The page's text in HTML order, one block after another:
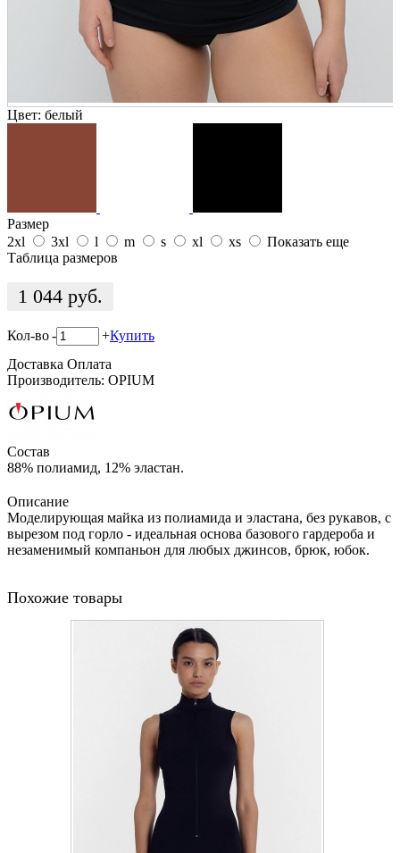
Цвет: белый
Размер
2xl
3xl l m s xl xs
Показать еще
Таблица размеров
1 044 руб.
Кол-во- +Купить
Доставка Оплата
Производитель: OPIUM
Состав
88% полиамид, 12% эластан.
Описание
Моделирующая майка из полиамида и эластана, без рукавов, с
вырезом под горло - идеальная основа базового гардероба и
незаменимый компаньон для любых джинсов, брюк, юбок.
Похожие товары